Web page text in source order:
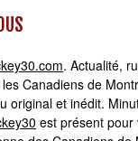
. Actualité,
Canadiens de
original et inédit.
est présent pour